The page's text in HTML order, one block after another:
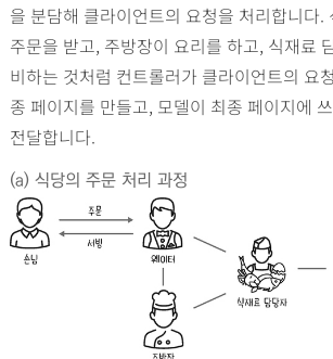
을 분담해 클라이언트의 요청을 처리합니다.
주문을 받고, 주방장이 요리를 하고, 식재료
비하는 것처럼 컨트롤러가 클라이언트의 요
종 페이지를 만들고, 모델이 최종 페이지에
전달합니다.
(a) 식당의 주문 처리 과정